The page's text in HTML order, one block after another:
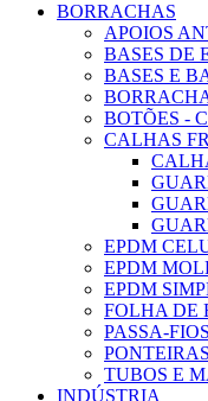
BORRACHAS
APOIOS
BASES DE
BASES E
BOTÕES -
CALHAS
EPDM
EPDM
EPDM
FOLHA DE
PASSA-
TUBOS E
INDÚSTRIA